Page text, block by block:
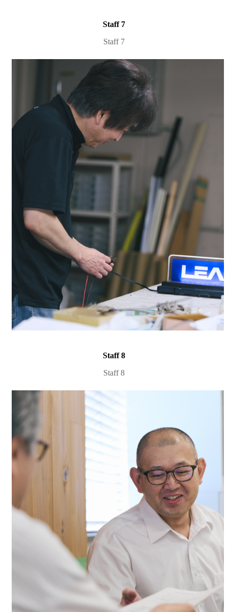
Staff 7
Staff 7
Staff 8
Staff 8